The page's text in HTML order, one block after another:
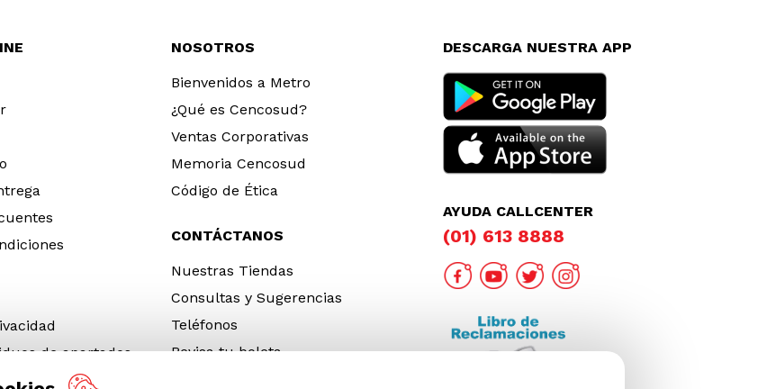
de apartados
NOSOTROS
Bienvenidos a Metro
¿Qué es Cencosud?
Ventas Corporativas
Memoria Cencosud
Código de Ética
CONTÁCTANOS
Nuestras Tiendas
Consultas y Sugerencias
Teléfonos
Revisa tu boleta
DESCARGA NUESTRA APP
AYUDA CALLCENTER
(01) 613 8888